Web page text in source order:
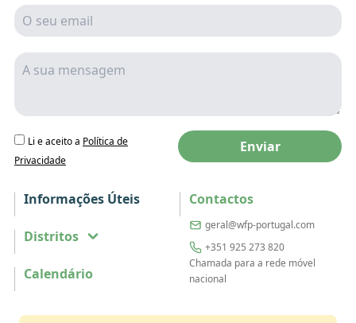
Informações Úteis
Distritos
Calendário
Contactos
geral@wfp-portugal.com
+351 925 273 820
Chamada para a rede móvel
nacional
Li e aceito a Política de
Privacidade
Enviar